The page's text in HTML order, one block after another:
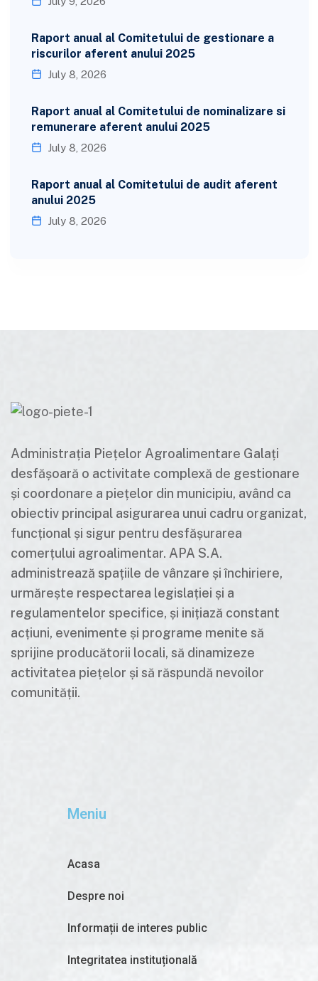
Raport anual al Comitetului de gestionare a
riscurilor aferent anului 2025
July 8, 2026
Raport anual al Comitetului de nominalizare si
remunerare aferent anului 2025
July 8, 2026
Raport anual al Comitetului de audit aferent
anului 2025
July 8, 2026
Administrația Piețelor Agroalimentare Galați
desfășoară o activitate complexă de gestionare
și coordonare a piețelor din municipiu, având ca
obiectiv principal asigurarea unui cadru organizat,
funcțional și sigur pentru desfășurarea
comerțului agroalimentar. APA S.A.
administrează spațiile de vânzare și închiriere,
urmărește respectarea legislației și a
regulamentelor specifice, și inițiază constant
acțiuni, evenimente și programe menite să
sprijine producătorii locali, să dinamizeze
activitatea piețelor și să răspundă nevoilor
comunității.
Meniu
Acasa
Despre noi
Informații de interes public
Integritatea instituțională